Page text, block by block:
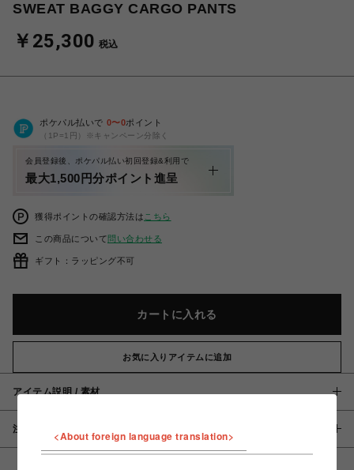
SWEAT BAGGY CARGO PANTS
￥25,300 税込
ポケパル払いで 0〜0ポイント
（1P=1円）※キャンペーン分除く
会員登録後、ポケパル払い初回登録&利用で
最大1,500円分ポイント進呈
獲得ポイントの確認方法は こちら
この商品について問い合わせる
ギフト：ラッピング不可
カートに入れる
お気に入りアイテムに追加
アイテム説明 / 素材
注意事項 <About foreign language translation>